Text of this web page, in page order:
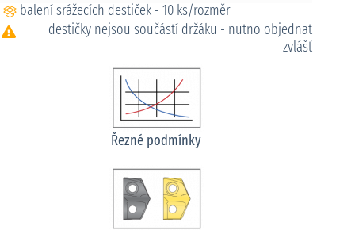
balení srážecích destiček - 10 ks/rozměr
destičky nejsou součástí držáku - nutno objednat
zvlášť
Řezné podmínky